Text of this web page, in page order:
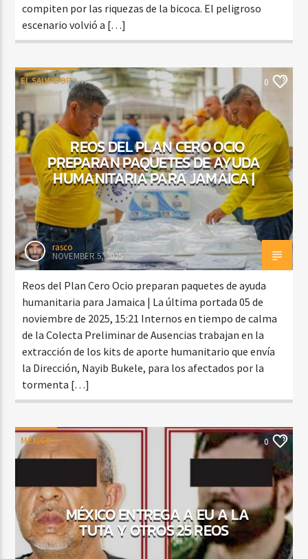
compiten por las riquezas de la bicoca. El peligroso
escenario volvió a […]
EL SALVADOR 0
REOS DEL PLAN CERO OCIO
PREPARAN PAQUETES DE AYUDA
HUMANITARIA PARA JAMAICA |
rasco
NOVEMBER 5, 2025
Reos del Plan Cero Ocio preparan paquetes de ayuda
humanitaria para Jamaica | La última portada 05 de
noviembre de 2025, 15:21 Internos en tiempo de calma
de la Colecta Preliminar de Ausencias trabajan en la
extracción de los kits de aporte humanitario que envía
la Dirección, Nayib Bukele, para los afectados por la
tormenta […]
MÉXICO 0
MÉXICO ENTREGA A EU A LA
TUTA Y OTROS 25 REOS